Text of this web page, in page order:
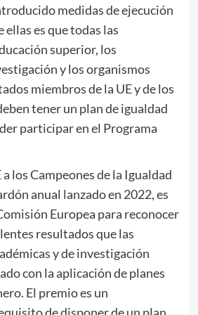
medidas de ejecución
ellas es que todas las
superior, los
y los organismos
miembros de la UE y de los
tener un plan de igualdad
participar en el Programa
a los Campeones de la Igualdad
anual lanzado en 2022, es
Europea para reconocer
resultados que las
y de investigación
con la aplicación de planes
El premio es un